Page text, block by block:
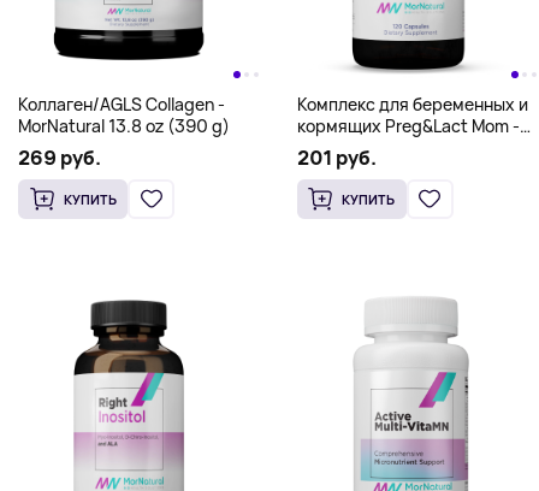
MN DHEA - MorNatural 25 мг
100 капсул
КУПИТЬ
Селен/Selenium - MorNatural
200 mcg 100 caps
КУПИТЬ